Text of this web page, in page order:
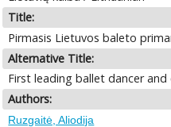
Title:
Pirmasis Lietuvos baleto
Alternative Title:
First leading ballet dancer
Authors:
Ruzgaitė, Aliodija